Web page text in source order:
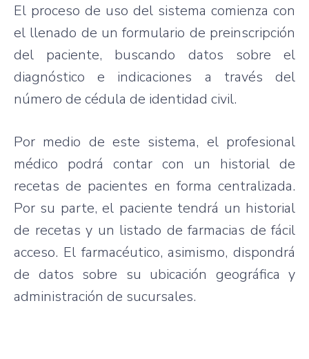
El proceso de uso del sistema comienza con
el llenado de un formulario de preinscripción
del paciente, buscando datos sobre el
diagnóstico e indicaciones a través del
número de cédula de identidad civil.
Por medio de este sistema, el profesional
médico podrá contar con un historial de
recetas de pacientes en forma centralizada.
Por su parte, el paciente tendrá un historial
de recetas y un listado de farmacias de fácil
acceso. El farmacéutico, asimismo, dispondrá
de datos sobre su ubicación geográfica y
administración de sucursales.